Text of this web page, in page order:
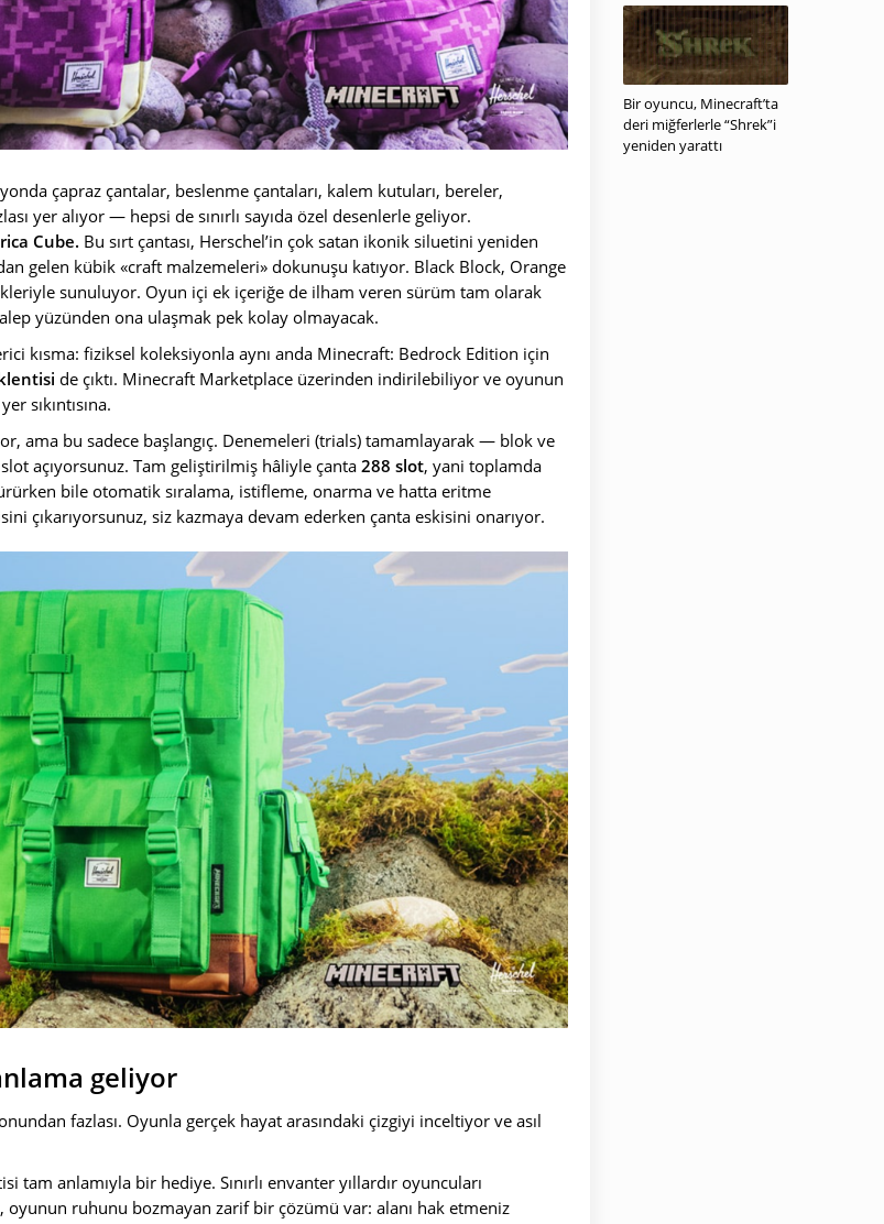
çapraz çantalar, beslenme çantaları, kalem kutuları, bereler,
yer alıyor — hepsi de sınırlı sayıda özel desenlerle geliyor.
Cube. Bu sırt çantası, Herschel’in çok satan ikonik siluetini yeniden
gelen kübik «craft malzemeleri» dokunuşu katıyor. Black Block, Orange
sunuluyor. Oyun içi ek içeriğe de ilham veren sürüm tam olarak
yüzünden ona ulaşmak pek kolay olmayacak.
kısma: fiziksel koleksiyonla aynı anda Minecraft: Bedrock Edition için
de çıktı. Minecraft Marketplace üzerinden indirilebiliyor ve oyunun
sıkıntısına.
ama bu sadece başlangıç. Denemeleri (trials) tamamlayarak — blok ve
açıyorsunuz. Tam geliştirilmiş hâliyle çanta 288 slot, yani toplamda
bile otomatik sıralama, istifleme, onarma ve hatta eritme
çıkarıyorsunuz, siz kazmaya devam ederken çanta eskisini onarıyor.
geliyor
fazlası. Oyunla gerçek hayat arasındaki çizgiyi inceltiyor ve asıl
tam anlamıyla bir hediye. Sınırlı envanter yıllardır oyuncuları
ruhunu bozmayan zarif bir çözümü var: alanı hak etmeniz
Bir oyuncu, Minecraft’ta
deri miğferlerle “Shrek”i
yeniden yarattı